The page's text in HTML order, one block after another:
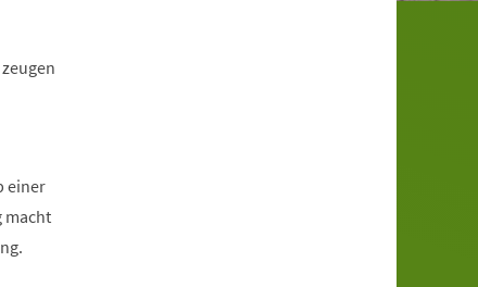
einer
macht